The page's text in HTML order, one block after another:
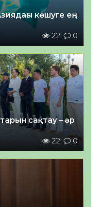
көшуге ең
22 0
сақтау – әр
22 0